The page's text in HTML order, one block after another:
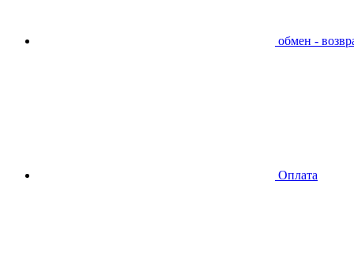
обмен -
Оплата